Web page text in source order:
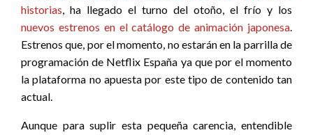
historias, ha llegado el turno del otoño, el frío y los
nuevos estrenos en el catálogo de animación japonesa.
Estrenos que, por el momento, no estarán en la parrilla de
programación de Netflix España ya que por el momento
la plataforma no apuesta por este tipo de contenido tan
actual.
Aunque para suplir esta pequeña carencia, entendible